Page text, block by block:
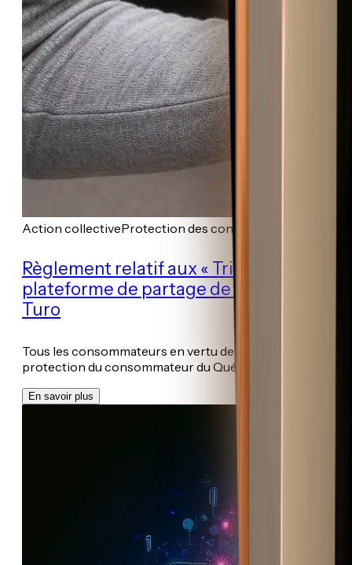
Action collectiveProtection des consommateurs
Règlement relatif aux « Trip Fees » de la
plateforme de partage de véhicules
Turo
Tous les consommateurs en vertu de la Loi sur la
protection du consommateur du Québec...
En savoir plus